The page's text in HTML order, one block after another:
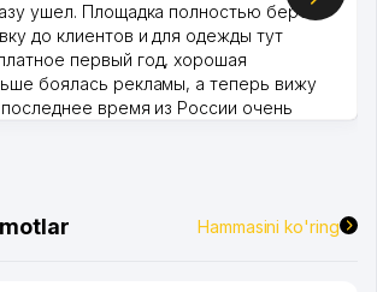
ушел. Площадка полностью берет
до клиентов и для одежды тут
первый год, хорошая
боялась рекламы, а теперь вижу
последнее время из России очень
Hammasini ko'ring